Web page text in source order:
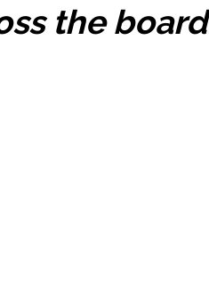
the